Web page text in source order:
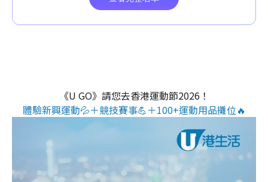
《U GO》請您去香港運動節2026！
體驗新興運動💦＋競技賽事💪＋100+運動用品攤位🔥